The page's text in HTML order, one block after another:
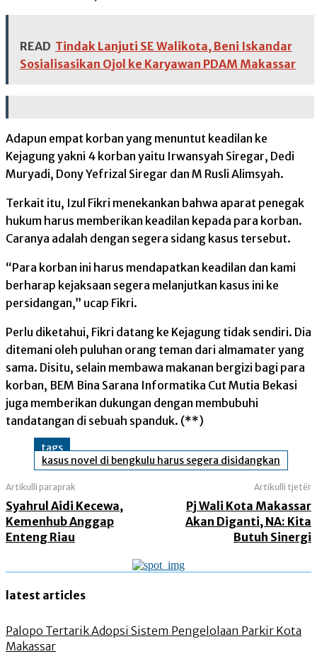
READ Tindak Lanjuti SE Walikota, Beni Iskandar
Sosialisasikan Ojol ke Karyawan PDAM Makassar
Adapun empat korban yang menuntut keadilan ke
Kejagung yakni 4 korban yaitu Irwansyah Siregar, Dedi
Muryadi, Dony Yefrizal Siregar dan M Rusli Alimsyah.
Terkait itu, Izul Fikri menekankan bahwa aparat penegak
hukum harus memberikan keadilan kepada para korban.
Caranya adalah dengan segera sidang kasus tersebut.
“Para korban ini harus mendapatkan keadilan dan kami
berharap kejaksaan segera melanjutkan kasus ini ke
persidangan,” ucap Fikri.
Perlu diketahui, Fikri datang ke Kejagung tidak sendiri. Dia
ditemani oleh puluhan orang teman dari almamater yang
sama. Disitu, selain membawa makanan bergizi bagi para
korban, BEM Bina Sarana Informatika Cut Mutia Bekasi
juga memberikan dukungan dengan membubuhi
tandatangan di sebuah spanduk. (**)
tags
kasus novel di bengkulu harus segera disidangkan
Artikulli paraprak
Syahrul Aidi Kecewa,
Kemenhub Anggap
Enteng Riau
Artikulli tjetër
Pj Wali Kota Makassar
Akan Diganti, NA: Kita
Butuh Sinergi
latest articles
Palopo Tertarik Adopsi Sistem Pengelolaan Parkir Kota
Makassar